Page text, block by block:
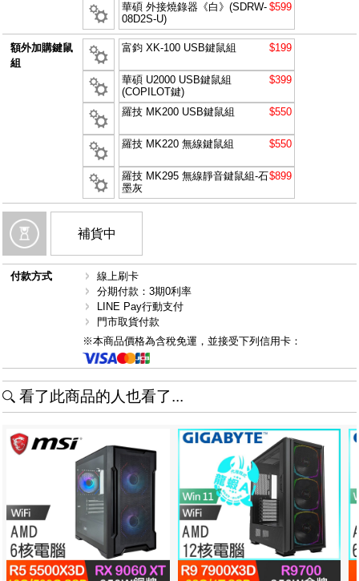
華碩 外接燒錄器《白》(SDRW-
08D2S-U)
$599
額外加購鍵鼠
組
富鈞 XK-100 USB鍵鼠組 $199
華碩 U2000 USB鍵鼠組
(COPILOT鍵)
$399
羅技 MK200 USB鍵鼠組 $550
羅技 MK220 無線鍵鼠組 $550
羅技 MK295 無線靜音鍵鼠組-石
墨灰
$899
補貨中
付款方式
線上刷卡
分期付款：3期0利率
LINE Pay行動支付
門市取貨付款
※本商品價格為含稅免運，並接受下列信用卡：
看了此商品的人也看了...